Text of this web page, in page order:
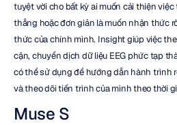
tuyệt vời cho bất kỳ ai muốn cải thiện
thẳng hoặc đơn giản là muốn nhận thức
thức của chính mình. Insight giúp việc
cận, chuyển dịch dữ liệu EEG phức tạp
có thể sử dụng để hướng dẫn hành trình
và theo dõi tiến trình của mình theo thời
Muse S